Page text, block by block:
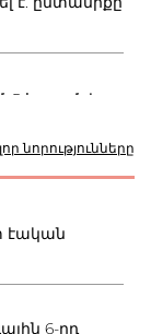
նորությունները
էական
6-րդ
հայ ըմբիշ